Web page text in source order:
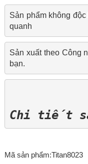
Sản phẩm không
quanh
Sản xuất theo Công
bạn.
Chi tiết
Mã sản phẩm:Titan8023